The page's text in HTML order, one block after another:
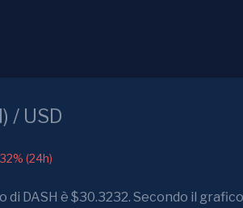
) / USD
(24h)
DASH è $30.3232. Secondo il